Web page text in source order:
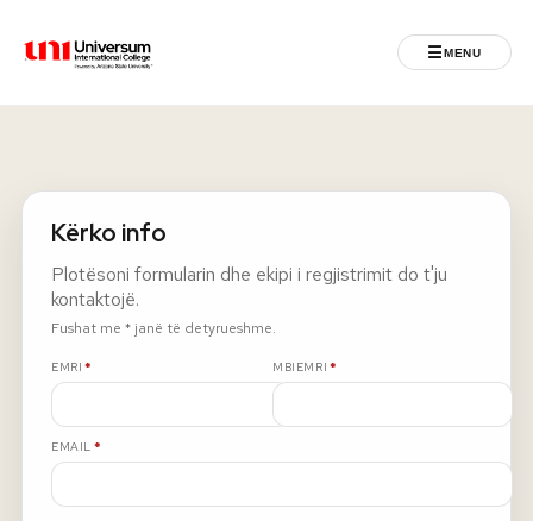
Universum University ☰MENU
Regjistrimet
Programet
Jeta Studentore
Ndërkombëtare
Kërko info
Plotësoni formularin dhe ekipi i regjistrimit do t'ju
kontaktojë.
Fushat me * janë të detyrueshme.
EMRI *
E DETYRUESHME MBIEMRI *
E DETYRUESHME
EMAIL *
E DETYRUESHME